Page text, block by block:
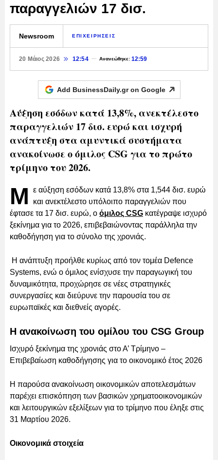
παραγγελιών 17 δισ.
Newsroom ΕΠΙΧΕΙΡΗΣΕΙΣ
20 Μάιος 2026 12:54 Ανανεώθηκε:12:59
Add BusinessDaily.gr on Google
Αύξηση εσόδων κατά 13,8%, ανεκτέλεστο
παραγγελιών 17 δισ. ευρώ και ισχυρή
ανάπτυξη στα αμυντικά συστήματα
ανακοίνωσε ο όμιλος CSG για το πρώτο
τρίμηνο του 2026.
Μ
ε αύξηση εσόδων κατά 13,8% στα 1,544 δισ. ευρώ
και ανεκτέλεστο υπόλοιπο παραγγελιών που
έφτασε τα 17 δισ. ευρώ, ο όμιλος CSG κατέγραψε ισχυρό
ξεκίνημα για το 2026, επιβεβαιώνοντας παράλληλα την
καθοδήγηση για το σύνολο της χρονιάς.
Η ανάπτυξη προήλθε κυρίως από τον τομέα Defence
Systems, ενώ ο όμιλος ενίσχυσε την παραγωγική του
δυναμικότητα, προχώρησε σε νέες στρατηγικές
συνεργασίες και διεύρυνε την παρουσία του σε
ευρωπαϊκές και διεθνείς αγορές.
Η ανακοίνωση του ομίλου του CSG Group
Ισχυρό ξεκίνημα της χρονιάς στο Α’ Τρίμηνο –
Επιβεβαίωση καθοδήγησης για το οικονομικό έτος 2026
Η παρούσα ανακοίνωση οικονομικών αποτελεσμάτων
παρέχει επισκόπηση των βασικών χρηματοοικονομικών
και λειτουργικών εξελίξεων για το τρίμηνο που έληξε στις
31 Μαρτίου 2026.
Οικονομικά στοιχεία